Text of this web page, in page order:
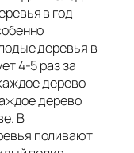
в год
деревья в
4-5 раз за
дерево
дерево
В
поливают